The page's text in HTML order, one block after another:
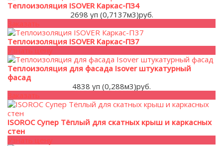
Теплоизоляция ISOVER Каркас-П34
2698 уп (0,7137м3)руб.
Заказать
Теплоизоляция ISOVER Каркас-П37
Узнать цену
Теплоизоляция для фасада Isover штукатурный
фасад
4838 уп (0,288м3)руб.
Заказать
ISOROC Супер Тёплый для скатных крыш и каркасных
стен
Узнать цену